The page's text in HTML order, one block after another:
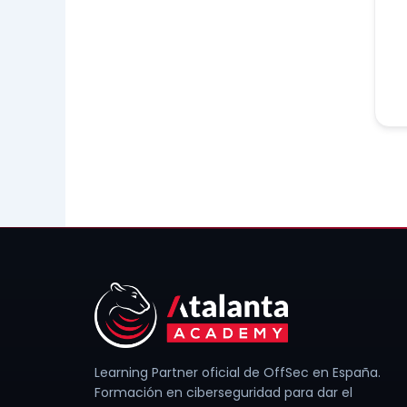
Learning Partner oficial de OffSec en España.
Formación en ciberseguridad para dar el